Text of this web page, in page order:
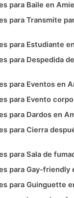
para Baile en
para Transmite
para Estudiante
para Despedida
para Eventos en
para Evento
para Dardos en
para Cierra
para Sala de
para Gay-friendly
para Guinguette